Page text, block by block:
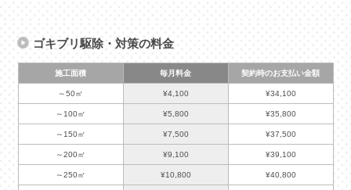
ゴキブリ駆除・対策の料金
施工面積 毎月料金 契約時のお支払い金額
～50㎡ ¥4,100 ¥34,100
～100㎡ ¥5,800 ¥35,800
～150㎡ ¥7,500 ¥37,500
～200㎡ ¥9,100 ¥39,100
～250㎡ ¥10,800 ¥40,800